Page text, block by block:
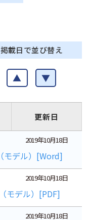
掲載日で並び替え
▲ ▼
更新日
2019年10月18日
モデル）[Word]
2019年10月18日
モデル）[PDF]
2019年10月18日